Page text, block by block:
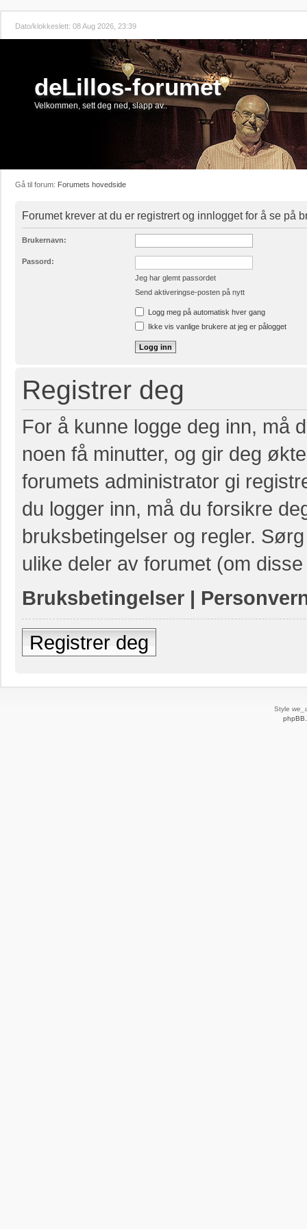
Dato/klokkeslett: 08 Aug 2026, 23:39
deLillos-forumet
Velkommen, sett deg ned, slapp av..
Gå til forum: Forumets hovedside
Forumet krever at du er registrert og innlogget for å se på
Brukernavn:
Passord:
Jeg har glemt passordet
Send aktiveringse-posten på nytt
Logg meg på automatisk hver gang
Ikke vis vanlige brukere at jeg er pålogget
Registrer deg
For å kunne logge deg inn, må
noen få minutter, og gir deg
forumets administrator gi
du logger inn, må du forsikre
bruksbetingelser og regler.
ulike deler av forumet (om
Bruksbetingelser |
Registrer deg
Style